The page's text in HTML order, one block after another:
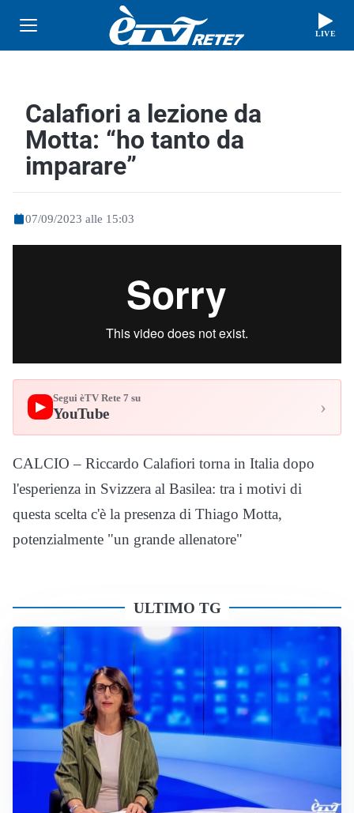
LIVE
Calafiori a lezione da
Motta: “ho tanto da
imparare”
07/09/2023 alle 15:03
▶
Segui èTV Rete 7 su
YouTube ›
CALCIO – Riccardo Calafiori torna in Italia dopo
l'esperienza in Svizzera al Basilea: tra i motivi di
questa scelta c'è la presenza di Thiago Motta,
potenzialmente "un grande allenatore"
ULTIMO TG